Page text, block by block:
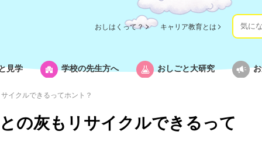
おしはくって？ キャリア教育とは
見学 学校の先生方へ おしごと大研究
イクルできるってホント？
の灰もリサイクルできるって